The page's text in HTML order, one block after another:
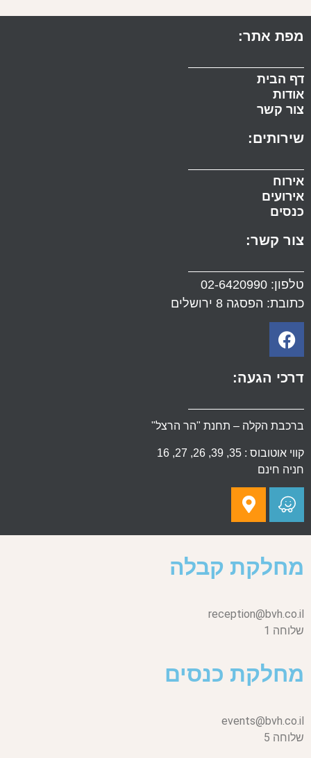
מפת אתר:
דף הבית
אודות
צור קשר
שירותים:
אירוח
אירועים
כנסים
צור קשר:
טלפון: 02-6420990
כתובת: הפסגה 8 ירושלים
דרכי הגעה:
ברכבת הקלה – תחנת "הר הרצל"
קווי אוטובוס : 35, 39, 26, 27, 16
חניה חינם
מחלקת קבלה
reception@bvh.co.il
שלוחה 1
מחלקת כנסים
events@bvh.co.il
שלוחה 5